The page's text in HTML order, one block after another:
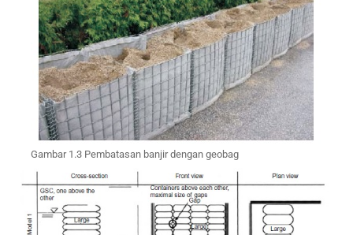
Gambar 1.3 Pembatasan banjir dengan geobag